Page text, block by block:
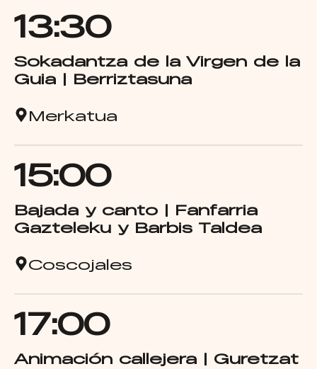
13:30
Sokadantza de la Virgen de la
Guia | Berriztasuna
Merkatua
15:00
Bajada y canto | Fanfarria
Gazteleku y Barbis Taldea
Coscojales
17:00
Animación callejera | Guretzat